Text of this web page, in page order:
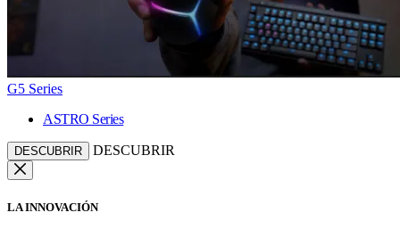
G5 Series
ASTRO Series
DESCUBRIR DESCUBRIR
LA INNOVACIÓN